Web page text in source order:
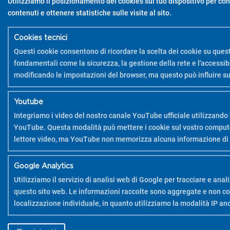
contenuti e ottenere statistiche sulle visite al sito.
Cookies tecnici
Questi cookie consentono di ricordare la scelta dei cookie su
fondamentali come la sicurezza, la gestione della rete e
modificando le impostazioni del browser, ma questo può influire
Youtube
Integriamo i video del nostro canale YouTube ufficiale
YouTube. Questa modalità può mettere i cookie sul vostro
lettore video, ma YouTube non memorizza alcuna informazione
Google Analytics
Utilizziamo il servizio di analisi web di Google per tracciare e
questo sito web. Le informazioni raccolte sono aggregate e non
localizzazione individuale, in quanto utilizziamo la modalità IP